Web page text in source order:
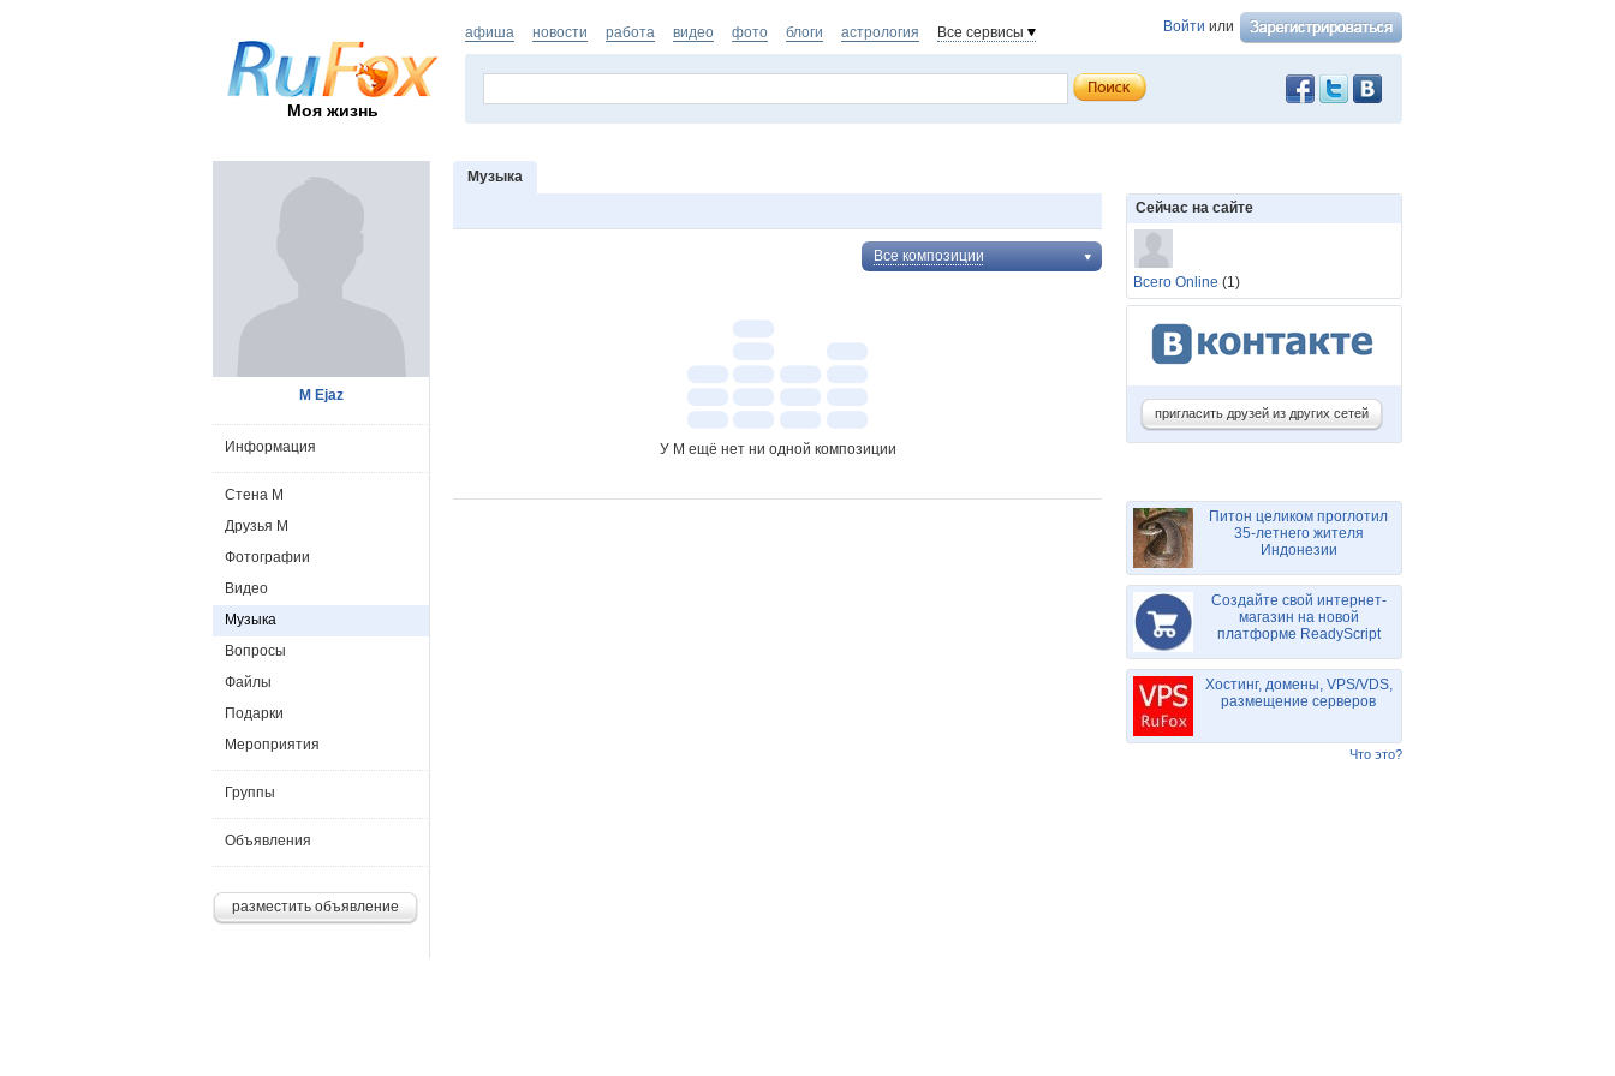
Моя жизнь
Войти или
афиша новости работа видео фото блоги астрология Все сервисы
Музыка
Все композиции
У M ещё нет ни одной композиции
M Ejaz
Информация
Стена M
Друзья M
Фотографии
Видео
Музыка
Вопросы
Файлы
Подарки
Мероприятия
Группы
Объявления
разместить объявление
Сейчас на сайте
Всего Online (1)
пригласить друзей из других сетей
Питон целиком проглотил
35-летнего жителя
Индонезии
Создайте свой интернет-
магазин на новой
платформе ReadyScript
Хостинг, домены, VPS/VDS,
размещение серверов
Что это?